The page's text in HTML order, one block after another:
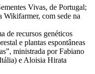
Vivas, de Portugal;
com sede na
de recursos genéticos
e plantas espontâneas
ministrada por Fabiano
e Aloisia Hirata